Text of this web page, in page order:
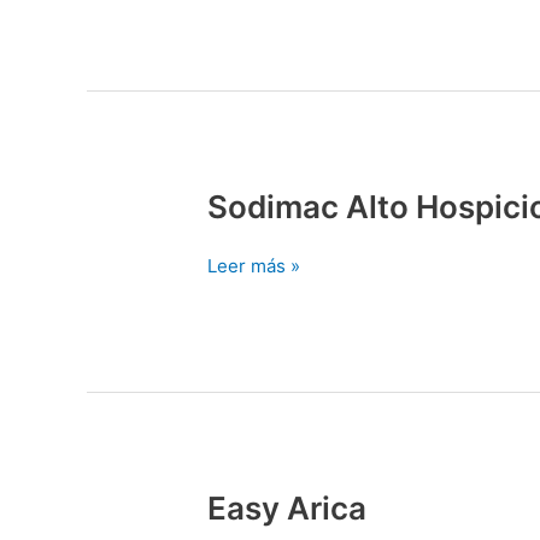
Sodimac Alto
Sodimac
Hospicio
Leer más »
Easy Arica
Easy